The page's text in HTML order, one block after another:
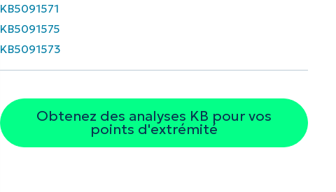
KB5091571
KB5091575
KB5091573
Obtenez des analyses KB pour vos
points d'extrémité